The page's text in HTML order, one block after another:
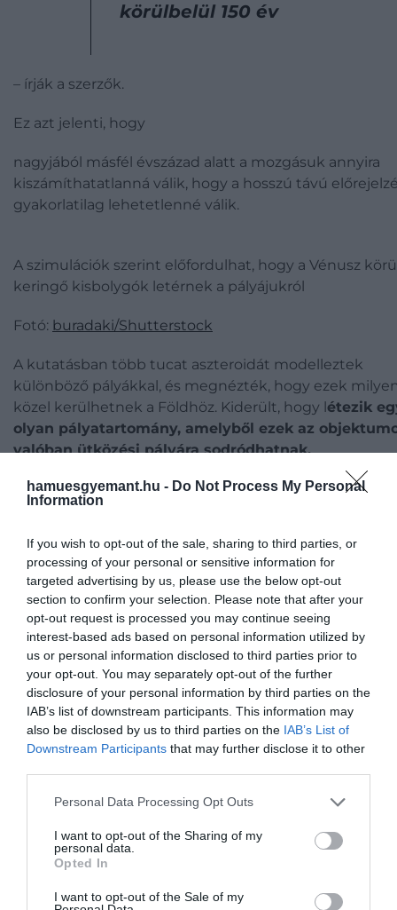
hamuesgyemant.hu - Do Not Process My Personal
Information
If you wish to opt-out of the sale, sharing to third parties, or
processing of your personal or sensitive information for
targeted advertising by us, please use the below opt-out
section to confirm your selection. Please note that after your
opt-out request is processed you may continue seeing
interest-based ads based on personal information utilized by
us or personal information disclosed to third parties prior to
your opt-out. You may separately opt-out of the further
disclosure of your personal information by third parties on the
IAB’s list of downstream participants. This information may
also be disclosed by us to third parties on the IAB’s List of
Downstream Participants that may further disclose it to other
Please note that this website/app uses one or more Google
not limited to your visit or usage behaviour. You may click to
grant or deny consent to Google and its third-party tags to
use your data for below specified purposes in below Google
consent section.
Personal Data Processing Opt Outs
I want to opt-out of the Sharing of my
personal data.
Opted In
I want to opt-out of the Sale of my
körülbelül 150 év
– írják a szerzők.
Ez azt jelenti, hogy
nagyjából másfél évszázad alatt a mozgásuk annyira
kiszámíthatatlanná válik, hogy a hosszú távú
gyakorlatilag lehetetlenné válik.
A szimulációk szerint előfordulhat, hogy a Vénusz
keringő kisbolygók letérnek a pályájukról
Fotó: buradaki/Shutterstock
A kutatásban több tucat aszteroidát modelleztek
különböző pályákkal, és megnézték, hogy ezek
közel kerülhetnek a Földhöz. Kiderült, hogy létezik
olyan pályatartomány, amelyből ezek az
valóban ütközési pályára sodródhatnak.
koorbitális státusz megóvja
ezeket az aszteroidákat a
Vénusszal való közeli
találkozástól – denem védi
meg őket a Földdel való
ütközéstől
– írják a kutatók.
A portál emlékeztet, hogy
a valódi problémát
megfelelően érzékelni ezeket az objektumokat.
Nap fénye ugyanis gyakran elvakítja az
időszakokban, úgynevezett „megfigyelési